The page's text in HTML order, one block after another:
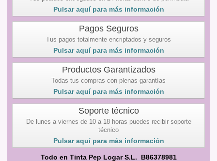
Pulsar aquí para más información
Pagos Seguros
Tus pagos totalmente encriptados y seguros
Pulsar aquí para más información
Productos Garantizados
Todas tus compras con plenas garantías
Pulsar aquí para más información
Soporte técnico
De lunes a viernes de 10 a 18 horas puedes recibir soporte
técnico
Pulsar aquí para más información
Todo en Tinta Pep Logar S.L. B86378981